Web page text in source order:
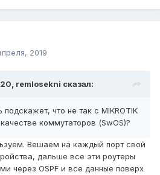
2019
remlosekni сказал:
подскажет, что не так с MIKROTIK
коммутаторов (SwOS)?
Вешаем на каждый порт свой
дальше все эти роутеры
через OSPF и все данные поверх